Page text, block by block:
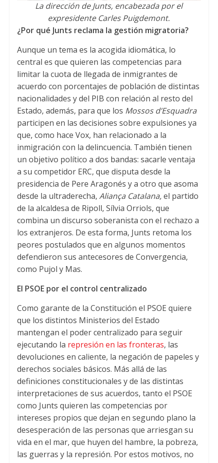
La dirección de Junts, encabezada por el
expresidente Carles Puigdemont.
¿Por qué Junts reclama la gestión migratoria?
Aunque un tema es la acogida idiomática, lo
central es que quieren las competencias para
limitar la cuota de llegada de inmigrantes de
acuerdo con porcentajes de población de distintas
nacionalidades y del PIB con relación al resto del
Estado, además, para que los Mossos d’Esquadra
participen en las decisiones sobre expulsiones ya
que, como hace Vox, han relacionado a la
inmigración con la delincuencia. También tienen
un objetivo político a dos bandas: sacarle ventaja
a su competidor ERC, que disputa desde la
presidencia de Pere Aragonés y a otro que asoma
desde la ultraderecha, Aliança Catalana,el partido
de la alcaldesa de Ripoll, Sílvia Orriols, que
combina un discurso soberanista con el rechazo a
los extranjeros. De esta forma, Junts retoma los
peores postulados que en algunos momentos
defendieron sus antecesores de Convergencia,
como Pujol y Mas.
El PSOE por el control centralizado
Como garante de la Constitución el PSOE quiere
que los distintos Ministerios del Estado
mantengan el poder centralizado para seguir
ejecutando la represión en las fronteras, las
devoluciones en caliente, la negación de papeles y
derechos sociales básicos. Más allá de las
definiciones constitucionales y de las distintas
interpretaciones de sus acuerdos, tanto el PSOE
como Junts quieren las competencias por
intereses propios que dejan en segundo plano la
desesperación de las personas que arriesgan su
vida en el mar, que huyen del hambre, la pobreza,
las guerras y la represión. Por estos motivos, no